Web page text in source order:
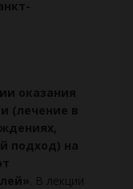
оказания
(лечение в
подход) на
. В лекции